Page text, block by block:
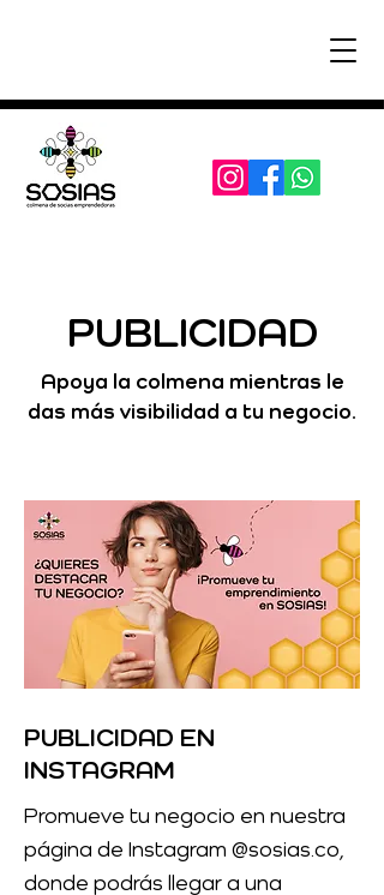
PUBLICIDAD
Apoya la colmena mientras le
das más visibilidad a tu negocio.
PUBLICIDAD EN
INSTAGRAM
Promueve tu negocio en nuestra
página de Instagram @sosias.co,
donde podrás llegar a una